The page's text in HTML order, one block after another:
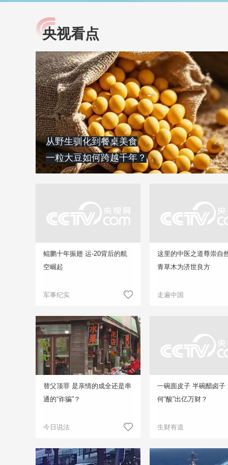
小央视频
央视网原创视频子品牌，
以更加贴近年轻人的视
角，有趣、有料、有故事
的方式解读时代。
提高全民健康素养水
助力“健康中国2030”
略。央视网《全民健
康》，向所有人分享
知识！
央视看点
从野生驯化到餐桌美食
一粒大豆如何跨越千年？
鲲鹏十年振翅 运-20背后的航
空崛起
军事纪实
这里的中医之道尊崇自
青草木为济世良方
走遍中国
替父顶罪 是亲情的成全还是串
通的“诈骗”？
今日说法
一碗面皮子 半碗醋卤子
何“酸”出亿万财？
生财有道